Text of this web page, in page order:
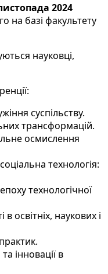
2024
на базі факультету
науковці,
суспільству.
трансформацій.
осмислення
технологія:
технологічної
освітніх, наукових і
інновації в